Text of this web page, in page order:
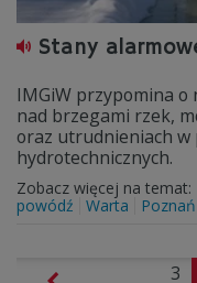
Stany
IMGiW przypomina
nad brzegami rzek,
oraz utrudnieniach w
hydrotechnicznych.
Zobacz więcej na temat:
powódź
Warta Poznań
3